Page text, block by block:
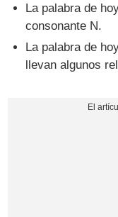
La palabra de
consonante N.
La palabra de
llevan algunos